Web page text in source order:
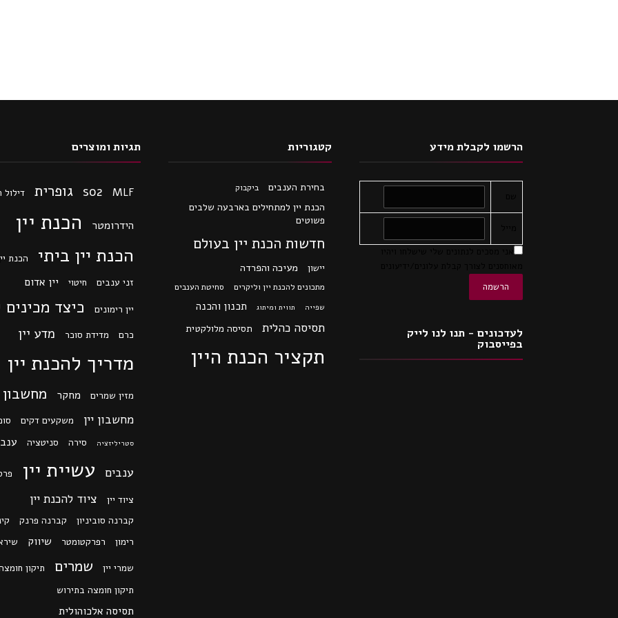
הרשמו לקבלת מידע
לעדכונים - תנו לנו לייק
בפייסבוק
קטגוריות
בחירת הענבים ביקבוק
הכנת יין למתחילים בארבעה שלבים
פשוטים
חדשות הכנת יין בעולם
יישון מעיכה והפרדה
מתכונים להכנת יין וליקרים סחיטת הענבים
שפייה תווית ומיתוג תכנון והכנה
תסיסה כהלית תסיסה מלולקטית
תקציר הכנת היין
תגיות ומוצרים
MLF
so2 גופרית דילול
הידרומטר הכנת יין
הכנת יין ביתי
הכנת
זני ענבים
חיטוי יין אדום
יין רימונים כיצד מכינים
כרם מדידת סוכר מדע יין
מדריך להכנת יין
מזין שמרים מחקר מחשבון
מחשבון יין משקעים דקים
סטריליזציה סירה סניטציה ענב
ענבים עשיית יין
ציוד יין
ציוד להכנת יין
קברנה סוביניון קברנה פרנק
רימון
רפרקטומטר שיווק
שמרי יין
שמרים
תיקון
תיקון חומצה בתירוש
תסיסה אלכוהולית